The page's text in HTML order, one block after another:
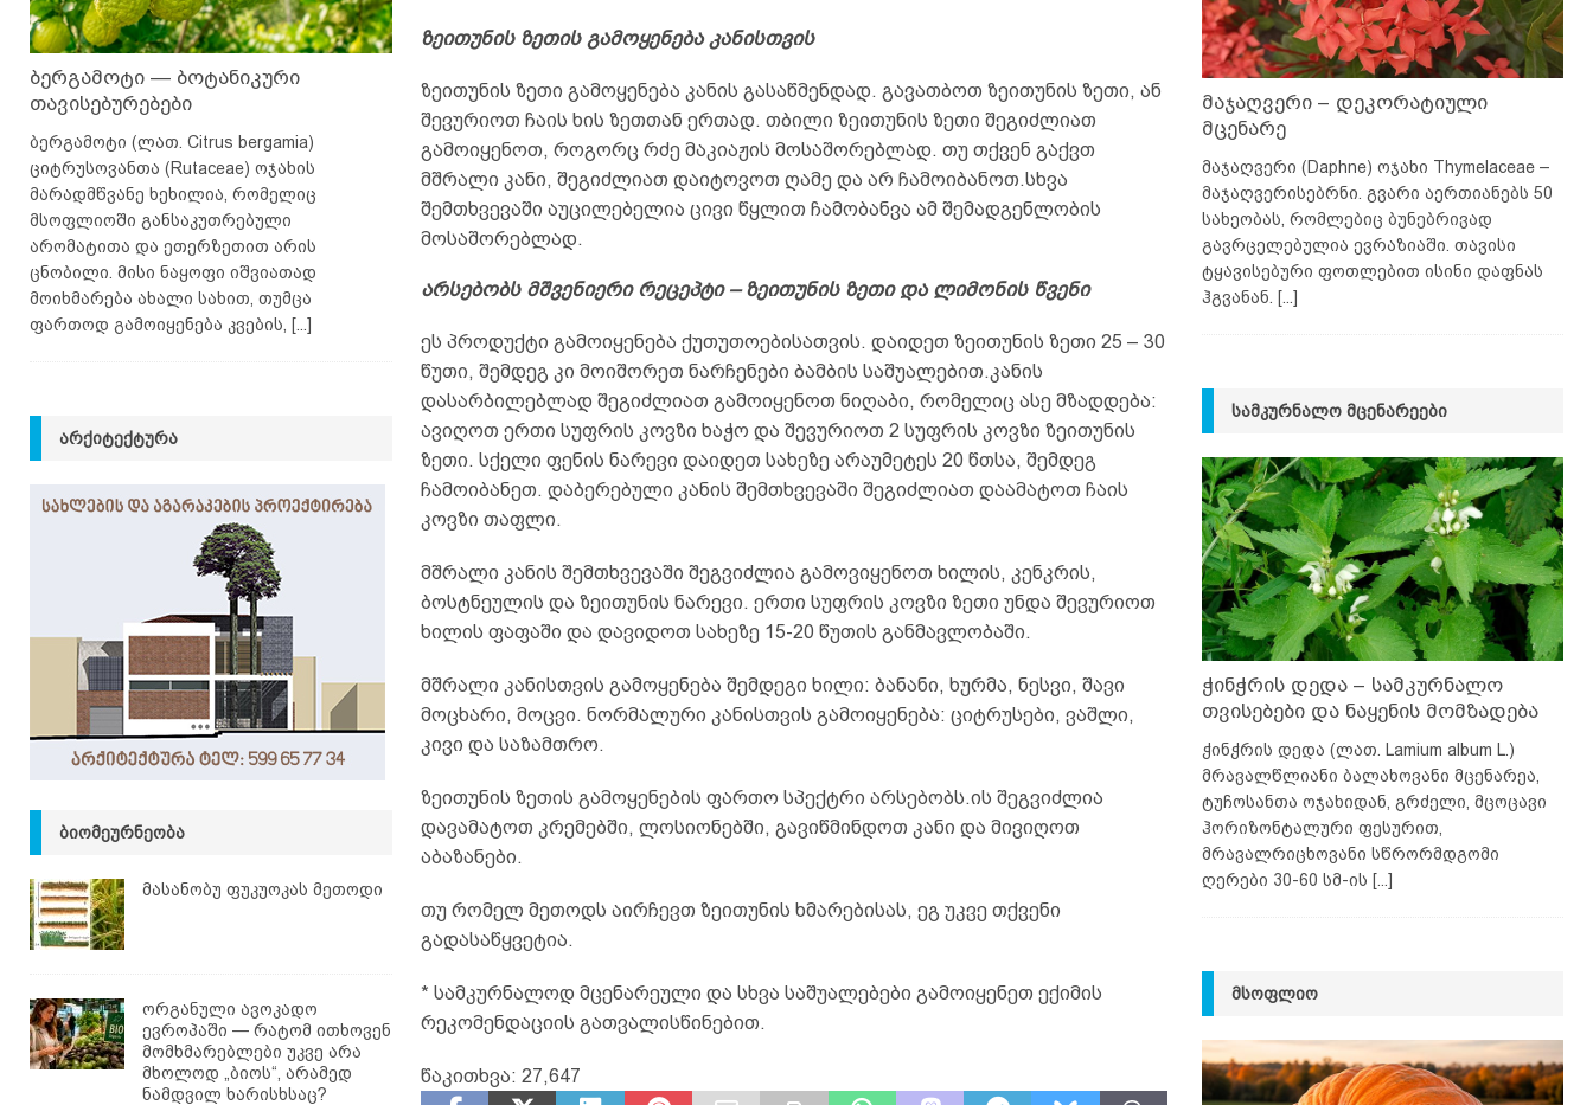
ზეითუნის ზეთის გამოყენება კანისთვის
ზეითუნის ზეთი გამოყენება კანის გასაწმენდად. გავათბოთ ზეითუნის ზეთი, ან
შევურიოთ ჩაის ხის ზეთთან ერთად. თბილი ზეითუნის ზეთი შეგიძლიათ
გამოიყენოთ, როგორც რძე მაკიაჟის მოსაშორებლად. თუ თქვენ გაქვთ
მშრალი კანი, შეგიძლიათ დაიტოვოთ ღამე და არ ჩამოიბანოთ.სხვა
შემთხვევაში აუცილებელია ცივი წყლით ჩამობანვა ამ შემადგენლობის
მოსაშორებლად.
არსებობს მშვენიერი რეცეპტი – ზეითუნის ზეთი და ლიმონის წვენი
ეს პროდუქტი გამოიყენება ქუთუთოებისათვის. დაიდეთ ზეითუნის ზეთი 25 – 30
წუთი, შემდეგ კი მოიშორეთ ნარჩენები ბამბის საშუალებით.კანის
დასარბილებლად შეგიძლიათ გამოიყენოთ ნიღაბი, რომელიც ასე მზადდება:
ავიღოთ ერთი სუფრის კოვზი ხაჭო და შევურიოთ 2 სუფრის კოვზი ზეითუნის
ზეთი. სქელი ფენის ნარევი დაიდეთ სახეზე არაუმეტეს 20 წთსა, შემდეგ
ჩამოიბანეთ. დაბერებული კანის შემთხვევაში შეგიძლიათ დაამატოთ ჩაის
კოვზი თაფლი.
მშრალი კანის შემთხვევაში შეგვიძლია გამოვიყენოთ ხილის, კენკრის,
ბოსტნეულის და ზეითუნის ნარევი. ერთი სუფრის კოვზი ზეთი უნდა შევურიოთ
ხილის ფაფაში და დავიდოთ სახეზე 15-20 წუთის განმავლობაში.
მშრალი კანისთვის გამოყენება შემდეგი ხილი: ბანანი, ხურმა, ნესვი, შავი
მოცხარი, მოცვი. ნორმალური კანისთვის გამოიყენება: ციტრუსები, ვაშლი,
კივი და საზამთრო.
ზეითუნის ზეთის გამოყენების ფართო სპექტრი არსებობს.ის შეგვიძლია
დავამატოთ კრემებში, ლოსიონებში, გავიწმინდოთ კანი და მივიღოთ
აბაზანები.
თუ რომელ მეთოდს აირჩევთ ზეითუნის ხმარებისას, ეგ უკვე თქვენი
გადასაწყვეტია.
* სამკურნალოდ მცენარეული და სხვა საშუალებები გამოიყენეთ ექიმის
რეკომენდაციის გათვალისწინებით.
წაკითხვა: 27,647
ბერგამოტი — ბოტანიკური
თავისებურებები
ბერგამოტი (ლათ. Citrus bergamia)
ციტრუსოვანთა (Rutaceae) ოჯახის
მარადმწვანე ხეხილია, რომელიც
მსოფლიოში განსაკუთრებული
არომატითა და ეთერზეთით არის
ცნობილი. მისი ნაყოფი იშვიათად
მოიხმარება ახალი სახით, თუმცა
ფართოდ გამოიყენება კვების,
[...]
ᲐᲠᲥᲘᲢᲔᲥᲢᲣᲠᲐ
ᲑᲘᲝᲛᲔᲣᲠᲜᲔᲝᲑᲐ
მასანობუ ფუკუოკას მეთოდი
ორგანული ავოკადო
ევროპაში — რატომ ითხოვენ
მომხმარებლები უკვე არა
მხოლოდ „ბიოს“, არამედ
ნამდვილ ხარისხსაც?
მაჯაღვერი – დეკორატიული
მცენარე
მაჯაღვერი (Daphne) ოჯახი Thymelaceae –
მაჯაღვერისებრნი. გვარი აერთიანებს 50
სახეობას, რომლებიც ბუნებრივად
გავრცელებულია ევრაზიაში. თავისი
ტყავისებური ფოთლებით ისინი დაფნას
ჰგვანან. [...]
ᲡᲐᲛᲙᲣᲠᲜᲐᲚᲝ ᲛᲪᲔᲜᲐᲠᲔᲔᲑᲘ
ჭინჭრის დედა – სამკურნალო
თვისებები და ნაყენის მომზადება
ჭინჭრის დედა (ლათ. Lamium album L.)
მრავალწლიანი ბალახოვანი მცენარეა,
ტუჩოსანთა ოჯახიდან, გრძელი, მცოცავი
ჰორიზონტალური ფესურით,
მრავალრიცხოვანი სწრორმდგომი
ღერები 30-60 სმ-ის [...]
ᲛᲡᲝᲤᲚᲘᲝ